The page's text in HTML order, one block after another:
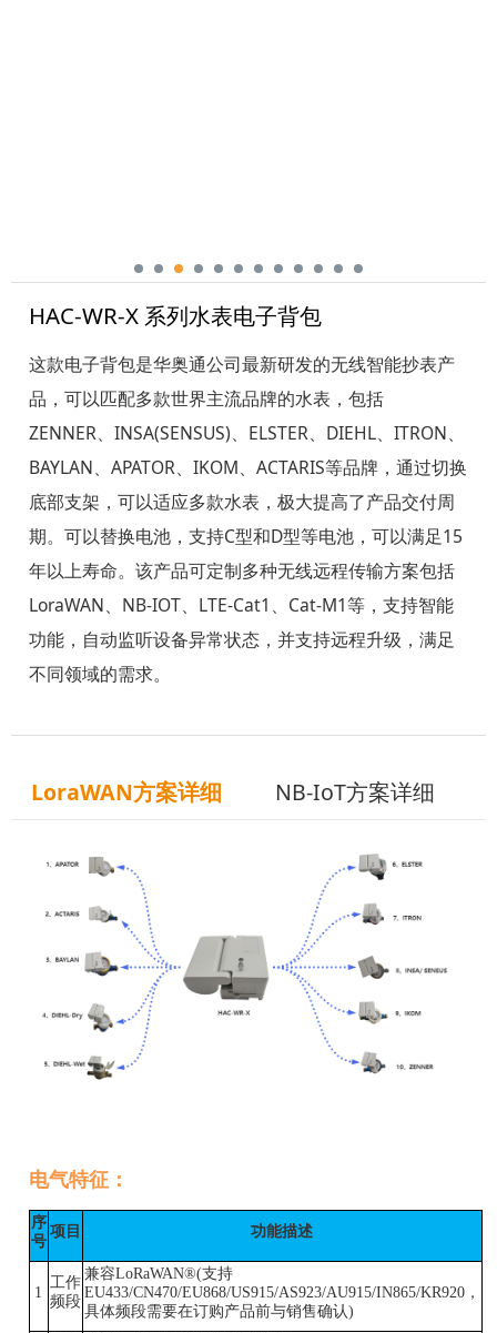
HAC-WR-X 系列水表电子背包
这款电子背包是华奥通公司最新研发的无线智能抄表产
品，可以匹配多款世界主流品牌的水表，包括
ZENNER、INSA(SENSUS)、ELSTER、DIEHL、ITRON、
BAYLAN、APATOR、IKOM、ACTARIS等品牌，通过切换
底部支架，可以适应多款水表，极大提高了产品交付周
期。可以替换电池，支持C型和D型等电池，可以满足15
年以上寿命。该产品可定制多种无线远程传输方案包括
LoraWAN、NB-IOT、LTE-Cat1、Cat-M1等，支持智能
功能，自动监听设备异常状态，并支持远程升级，满足
不同领域的需求。
LoraWAN方案详细 NB-IoT方案详细
电气特征：
序
号
项目 功能描述
1
工作
频段
兼容LoRaWAN®(支持
EU433/CN470/EU868/US915/AS923/AU915/IN865/KR920，
具体频段需要在订购产品前与销售确认)